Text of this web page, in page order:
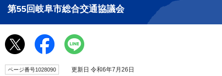
第55回岐阜市総合交通協議会
ページ番号1028090 更新日 令和6年7月26日